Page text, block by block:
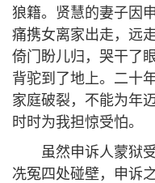
狼籍。贤慧的妻子因
痛携女离家出走，远
倚门盼儿归，哭干了
背驼到了地上。二十
家庭破裂，不能为年
时时为我担惊受怕。
虽然申诉人蒙狱
冼冤四处碰壁，申诉